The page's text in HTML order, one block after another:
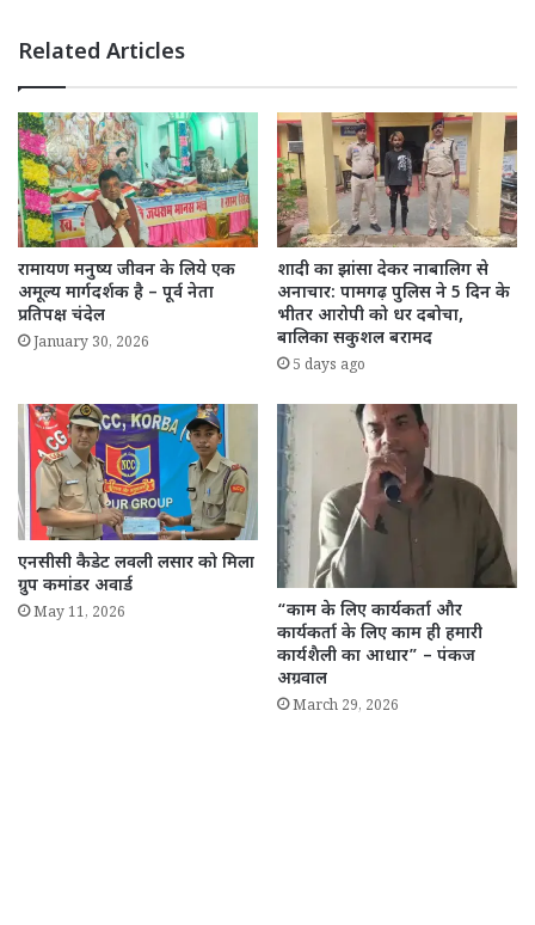
Related Articles
रामायण मनुष्य जीवन के लिये एक
अमूल्य मार्गदर्शक है – पूर्व नेता
प्रतिपक्ष चंदेल
January 30, 2026
शादी का झांसा देकर नाबालिग से
अनाचार: पामगढ़ पुलिस ने 5 दिन के
भीतर आरोपी को धर दबोचा,
बालिका सकुशल बरामद
5 days ago
एनसीसी कैडेट लवली लसार को मिला
ग्रुप कमांडर अवार्ड
May 11, 2026
“काम के लिए कार्यकर्ता और
कार्यकर्ता के लिए काम ही हमारी
कार्यशैली का आधार” – पंकज
अग्रवाल
March 29, 2026